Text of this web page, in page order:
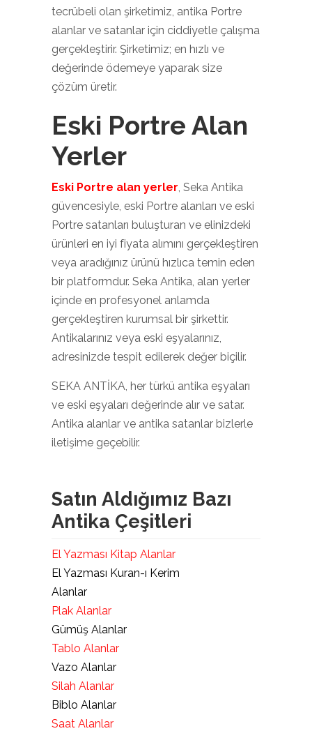
tecrübeli olan şirketimiz, antika Portre
alanlar ve satanlar için ciddiyetle çalışma
gerçekleştirir. Şirketimiz; en hızlı ve
değerinde ödemeye yaparak size
çözüm üretir.
Eski Portre Alan
Yerler
Eski Portre alan yerler, Seka Antika
güvencesiyle, eski Portre alanları ve eski
Portre satanları buluşturan ve elinizdeki
ürünleri en iyi fiyata alımını gerçekleştiren
veya aradığınız ürünü hızlıca temin eden
bir platformdur. Seka Antika, alan yerler
içinde en profesyonel anlamda
gerçekleştiren kurumsal bir şirkettir.
Antikalarınız veya eski eşyalarınız,
adresinizde tespit edilerek değer biçilir.
SEKA ANTİKA, her türkü antika eşyaları
ve eski eşyaları değerinde alır ve satar.
Antika alanlar ve antika satanlar bizlerle
iletişime geçebilir.
Satın Aldığımız Bazı
Antika Çeşitleri
El Yazması Kitap Alanlar
El Yazması Kuran-ı Kerim
Alanlar
Plak Alanlar
Gümüş Alanlar
Tablo Alanlar
Vazo Alanlar
Silah Alanlar
Biblo Alanlar
Saat Alanlar